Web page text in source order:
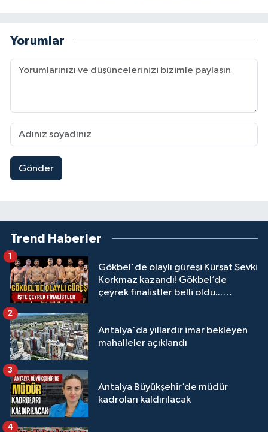
Yorumlar
Gönder
Trend Haberler
Gökbel'de olaylı güreşi Kürşat Şevki
Korkmaz kazandı! Gökbel’de
çeyrek finalistler belli oldu...
1
Antalya'da yıllardır imar bekleyen
mahalleler açıklandı
2
Antalya Büyükşehir’de müdür
kadroları kaldırılacak
3
4